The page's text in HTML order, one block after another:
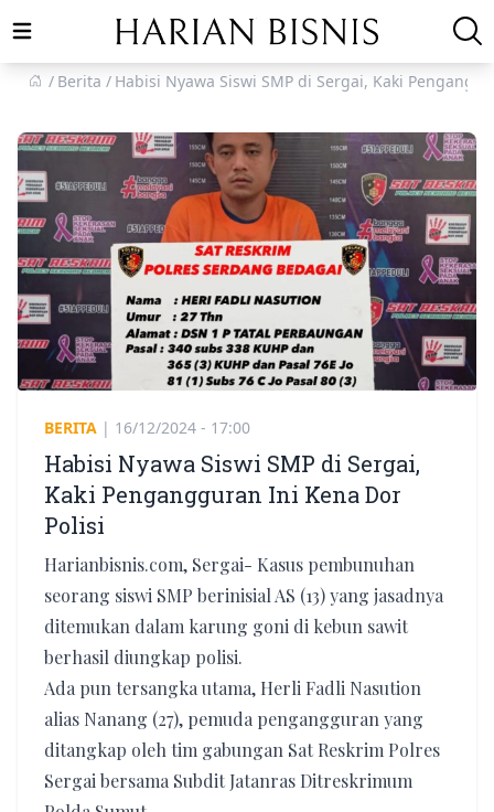
Open main menu
Berita
Habisi Nyawa Siswi SMP di Sergai, Kaki
BERITA | 16/12/2024 - 17:00
Habisi Nyawa Siswi SMP di Sergai,
Kaki Pengangguran Ini Kena Dor
Polisi
Harianbisnis.com, Sergai- Kasus pembunuhan
seorang siswi SMP berinisial AS (13) yang jasadnya
ditemukan dalam karung goni di kebun sawit
berhasil diungkap polisi.
Ada pun tersangka utama, Herli Fadli Nasution
alias Nanang (27), pemuda pengangguran yang
ditangkap oleh tim gabungan Sat Reskrim Polres
Sergai bersama Subdit Jatanras Ditreskrimum